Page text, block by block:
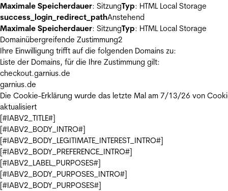
Maximale Speicherdauer: SitzungTyp: HTML Local Storage
success_login_redirect_pathAnstehend
Maximale Speicherdauer: SitzungTyp: HTML Local Storage
Domainübergreifende Zustimmung2
Ihre Einwilligung trifft auf die folgenden Domains zu:
Liste der Domains, für die Ihre Zustimmung gilt:
checkout.garnius.de
garnius.de
Die Cookie-Erklärung wurde das letzte Mal am 7/13/26 von
aktualisiert
[#IABV2_TITLE#]
[#IABV2_BODY_INTRO#]
[#IABV2_BODY_LEGITIMATE_INTEREST_INTRO#]
[#IABV2_BODY_PREFERENCE_INTRO#]
[#IABV2_LABEL_PURPOSES#]
[#IABV2_BODY_PURPOSES_INTRO#]
[#IABV2_BODY_PURPOSES#]